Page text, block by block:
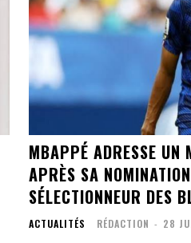
MBAPPÉ ADRESSE UN
APRÈS SA
SÉLECTIONNEUR DES
ACTUALITÉS RÉDACTION - 28